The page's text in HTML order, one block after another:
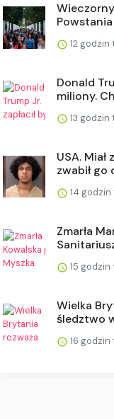
Powstania
12 godzin
Donald
miliony.
13 godzin
USA.
zwabił go
14 godzin
Zmarła
15 godzin
Wielka
śledztwo
16 godzin